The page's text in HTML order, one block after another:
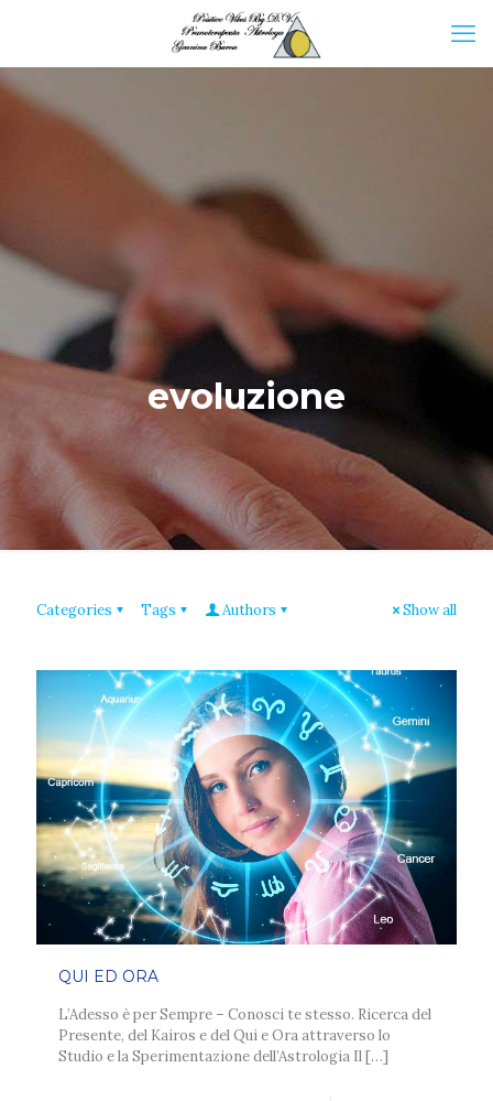
evoluzione
Categories Tags Authors Show all
QUI ED ORA
L’Adesso è per Sempre – Conosci te stesso. Ricerca del
Presente, del Kairos e del Qui e Ora attraverso lo
Studio e la Sperimentazione dell’Astrologia Il[…]